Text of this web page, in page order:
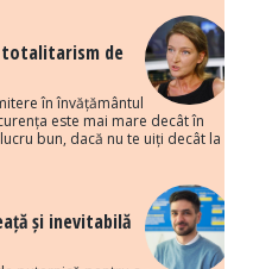
totalitarism de
în învățământul
este mai mare decât în
bun, dacă nu te uiți decât la
și inevitabilă